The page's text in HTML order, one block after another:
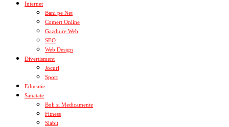
Internet
Bani pe Net
Comert Online
Gazduire Web
SEO
Web Design
Divertisment
Jocuri
Sport
Educatie
Sanatate
Boli si Medicamente
Fitness
Slabit